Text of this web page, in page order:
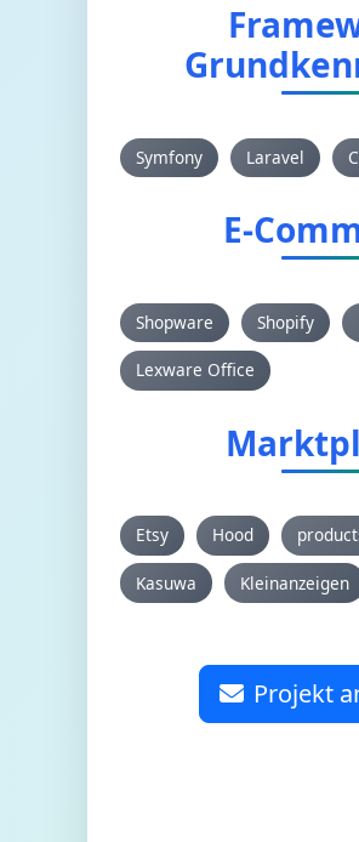
Symfony Laravel
E-
Shopware Shopify
Lexware Office
Etsy Hood
Kasuwa Kleinanzeigen
Projekt